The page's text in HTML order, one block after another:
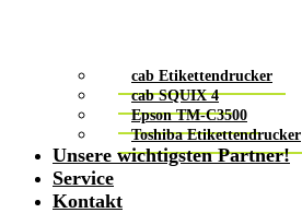
cab Etikettendrucker
cab SQUIX 4
Epson TM-C3500
Toshiba Etikettendrucker
Unsere wichtigsten Partner!
Service
Kontakt